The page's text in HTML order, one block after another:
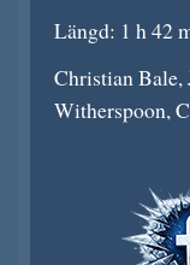
Längd: 1 h 42
Christian Bale,
Witherspoon,